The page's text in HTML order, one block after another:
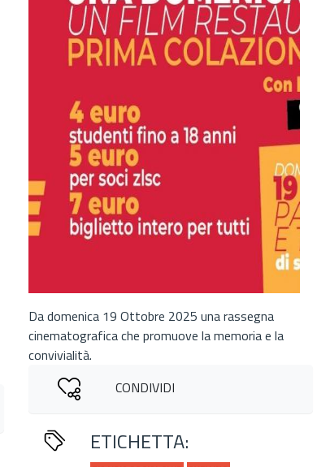
Da domenica 19 Ottobre 2025 una rassegna
cinematografica che promuove la memoria e la
convivialità.
CONDIVIDI
ETICHETTA: